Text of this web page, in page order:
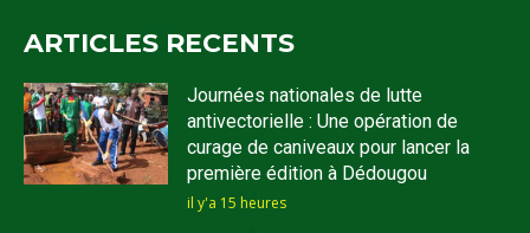
ARTICLES RECENTS
Journées nationales de lutte
antivectorielle : Une opération de
curage de caniveaux pour lancer la
première édition à Dédougou
il y'a 15 heures